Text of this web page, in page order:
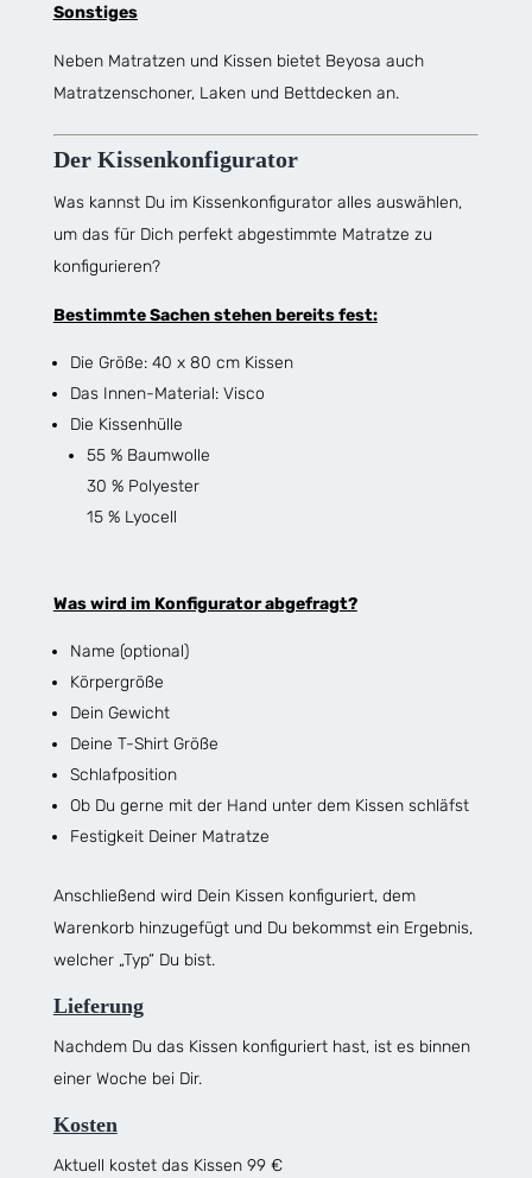
Sonstiges
Neben Matratzen und Kissen bietet Beyosa auch
Matratzenschoner, Laken und Bettdecken an.
Der Kissenkonfigurator
Was kannst Du im Kissenkonfigurator alles auswählen,
um das für Dich perfekt abgestimmte Matratze zu
konfigurieren?
Bestimmte Sachen stehen bereits fest:
Die Größe: 40 x 80 cm Kissen
Das Innen-Material: Visco
Die Kissenhülle
55 % Baumwolle
30 % Polyester
15 % Lyocell
Was wird im Konfigurator abgefragt?
Name (optional)
Körpergröße
Dein Gewicht
Deine T-Shirt Größe
Schlafposition
Ob Du gerne mit der Hand unter dem Kissen schläfst
Festigkeit Deiner Matratze
Anschließend wird Dein Kissen konfiguriert, dem
Warenkorb hinzugefügt und Du bekommst ein Ergebnis,
welcher „Typ“ Du bist.
Lieferung
Nachdem Du das Kissen konfiguriert hast, ist es binnen
einer Woche bei Dir.
Kosten
Aktuell kostet das Kissen 99 €